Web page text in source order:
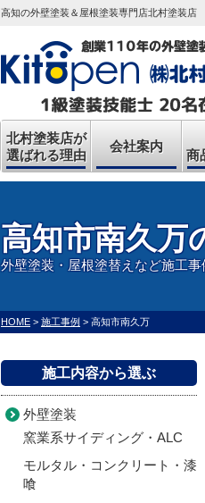
高知の外壁塗装＆屋根塗装専門店北村塗装店
北村塗装店が
選ばれる理由
会社案内
商
高知市南久万
外壁塗装・屋根塗替えなど施工
HOME > 施工事例 > 高知市南久万
施工内容から選ぶ
外壁塗装
窯業系サイディング・ALC
モルタル・コンクリート・漆
喰